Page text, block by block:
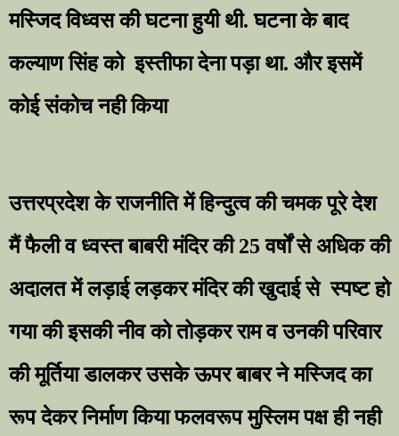
मस्जिद विध्वस की घटना हुयी थी. घटना के बाद
कल्याण सिंह को इस्तीफा देना पड़ा था. और इसमें
कोई संकोच नही किया
उत्तरप्रदेश के राजनीति में हिन्दुत्व की चमक पूरे देश
मैं फैली व ध्वस्त बाबरी मंदिर की 25 वर्षों से अधिक की
अदालत में लड़ाई लड़कर मंदिर की खुदाई से स्पष्ट हो
गया की इसकी नीव को तोड़कर राम व उनकी परिवार
की मूर्तिया डालकर उसके ऊपर बाबर ने मस्जिद का
रूप देकर निर्माण किया फलवरूप मुस्लिम पक्ष ही नही